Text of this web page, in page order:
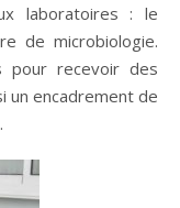
laboratoires : le
de microbiologie.
pour recevoir des
un encadrement de